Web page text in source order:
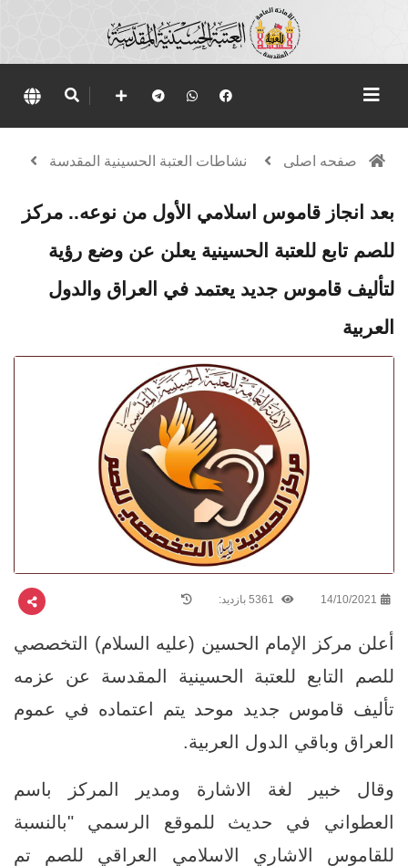
صفحه اصلی نشاطات العتبة الحسينية المقدسة
بعد انجاز قاموس اسلامي الأول من نوعه.. مركز
للصم تابع للعتبة الحسينية يعلن عن وضع رؤية
لتأليف قاموس جديد يعتمد في العراق والدول
العربية
14/10/2021
أعلن مركز الإمام الحسين (عليه السلام) التخصصي
للصم التابع للعتبة الحسينية المقدسة عن عزمه
تأليف قاموس جديد موحد يتم اعتماده في عموم
العراق وباقي الدول العربية.
وقال خبير لغة الاشارة ومدير المركز باسم
العطواني في حديث للموقع الرسمي "بالنسبة
للقاموس الاشاري الاسلامي العراقي للصم تم